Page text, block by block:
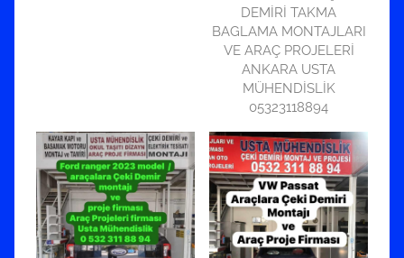
DEMİRİ TAKMA
BAGLAMA MONTAJLARI
VE ARAÇ PROJELERİ
ANKARA USTA
MÜHENDİSLİK
05323118894